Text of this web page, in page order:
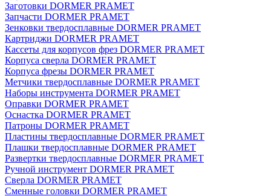
Заготовки DORMER PRAMET
Запчасти DORMER PRAMET
Зенковки твердосплавные DORMER PRAMET
Картриджи DORMER PRAMET
Кассеты для корпусов фрез DORMER PRAMET
Корпуса сверла DORMER PRAMET
Корпуса фрезы DORMER PRAMET
Метчики твердосплавные DORMER PRAMET
Наборы инструмента DORMER PRAMET
Оправки DORMER PRAMET
Оснастка DORMER PRAMET
Патроны DORMER PRAMET
Пластины твердосплавные DORMER PRAMET
Плашки твердосплавные DORMER PRAMET
Развертки твердосплавные DORMER PRAMET
Ручной инструмент DORMER PRAMET
Сверла DORMER PRAMET
Сменные головки DORMER PRAMET